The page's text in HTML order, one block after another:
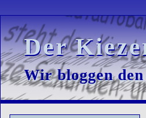
Der
Der
Wir bloggen
Wir bloggen